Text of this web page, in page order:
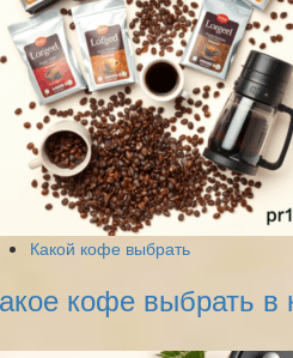
Какой кофе выбрать
кофе выбрать в